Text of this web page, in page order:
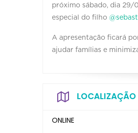
próximo sábado, dia 29/
especial do filho
A apresentação ficará
ajudar famílias e
LOCALIZAÇÃO
ONLINE